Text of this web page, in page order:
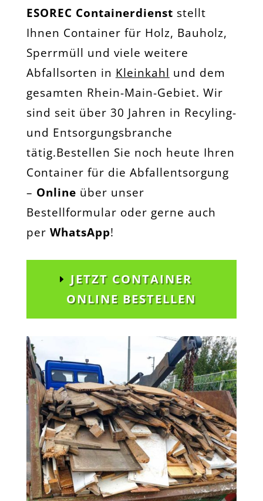
ESOREC Containerdienst stellt
Ihnen Container für Holz, Bauholz,
Sperrmüll und viele weitere
Abfallsorten in Kleinkahl und dem
gesamten Rhein-Main-Gebiet. Wir
sind seit über 30 Jahren in Recyling-
und Entsorgungsbranche
tätig.Bestellen Sie noch heute Ihren
Container für die Abfallentsorgung
– Online über unser
Bestellformular oder gerne auch
per WhatsApp!
JETZT CONTAINER
ONLINE BESTELLEN